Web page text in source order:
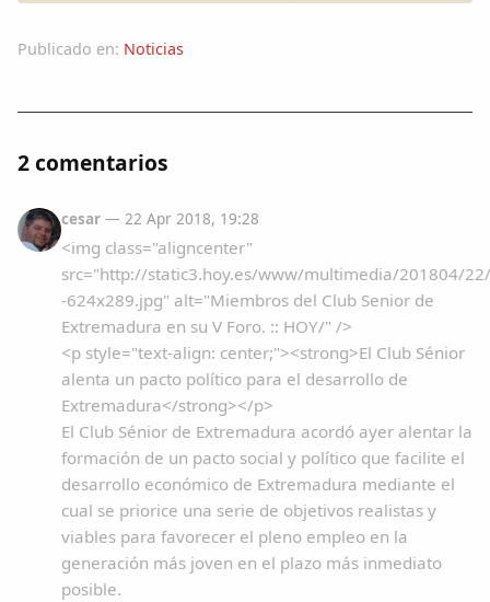
Publicado en: Noticias
2 comentarios
cesar — 22 Apr 2018, 19:28
<img class="aligncenter"
src="http://static3.hoy.es/www/multimedia/201804/
-624x289.jpg" alt="Miembros del Club Senior de
Extremadura en su V Foro. :: HOY/" />
<p style="text-align: center;"><strong>El Club Sénior
alenta un pacto político para el desarrollo de
Extremadura</strong></p>
El Club Sénior de Extremadura acordó ayer alentar la
formación de un pacto social y político que facilite el
desarrollo económico de Extremadura mediante el
cual se priorice una serie de objetivos realistas y
viables para favorecer el pleno empleo en la
generación más joven en el plazo más inmediato
posible.